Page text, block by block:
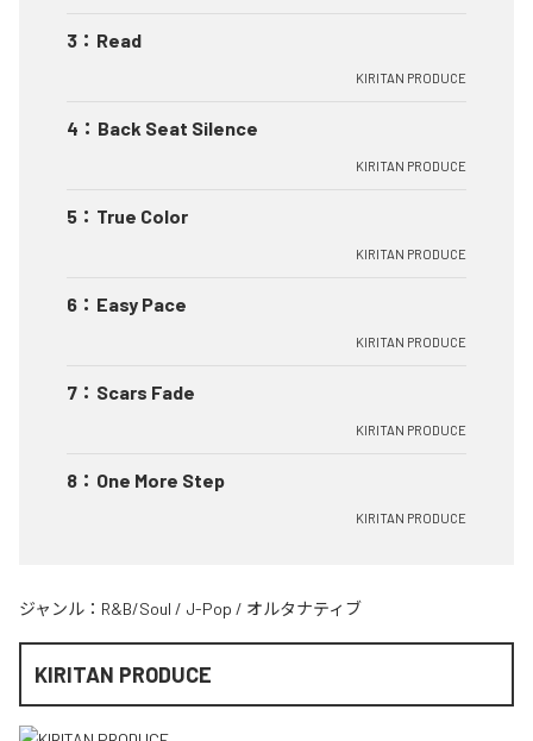
3 ： Read
KIRITAN PRODUCE
4 ： Back Seat Silence
KIRITAN PRODUCE
5 ： True Color
KIRITAN PRODUCE
6 ： Easy Pace
KIRITAN PRODUCE
7 ： Scars Fade
KIRITAN PRODUCE
8 ： One More Step
KIRITAN PRODUCE
ジャンル： R&B/Soul / J-Pop / オルタナティブ
KIRITAN PRODUCE